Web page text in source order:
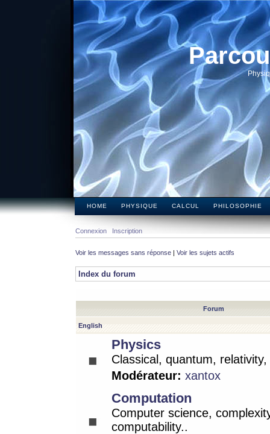
HOME PHYSIQUE CALCUL PHILOSOPHIE
Connexion Inscription
Voir les messages sans réponse | Voir les sujets actifs
Index du forum
Forum
English
Physics
Classical, quantum,
Modérateur: xantox
Computation
Computer science,
computability..